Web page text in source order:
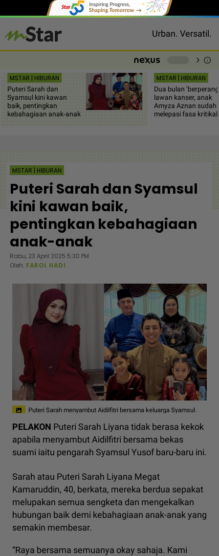
Urban. Versatil.
chevron_right info
MSTAR | HIBURAN
Puteri Sarah dan
Syamsul kini kawan
baik, pentingkan
kebahagiaan anak-anak
MSTAR | HIBURAN
Dua bulan
lawan kanser, anak
Amyza Aznan sudah
melepasi fasa kritikal
MSTAR | HIBURAN
Puteri Sarah dan Syamsul
kini kawan baik,
pentingkan kebahagiaan
anak-anak
Rabu, 23 April 2025 5:30 PM
Oleh: FAROL HADI
Puteri Sarah menyambut Aidilfitri bersama keluarga Syamsul.
PELAKON Puteri Sarah Liyana tidak berasa kekok
apabila menyambut Aidilfitri bersama bekas
suami iaitu pengarah Syamsul Yusof baru-baru ini.
Sarah atau Puteri Sarah Liyana Megat
Kamaruddin, 40, berkata, mereka berdua sepakat
melupakan semua sengketa dan mengekalkan
hubungan baik demi kebahagiaan anak-anak yang
semakin membesar.
“Raya bersama semuanya okay sahaja. Kami